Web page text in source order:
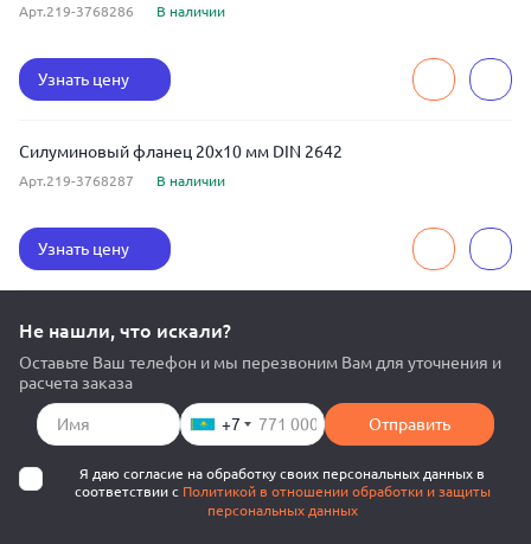
Арт.219-3768286 В наличии
Узнать цену
Силуминовый фланец 20x10 мм DIN 2642
Арт.219-3768287 В наличии
Узнать цену
Не нашли, что искали?
Оставьте Ваш телефон и мы перезвоним Вам для уточнения и
расчета заказа
+7 Отправить
Я даю согласие на обработку своих персональных данных в
соответствии с Политикой в отношении обработки и защиты
персональных данных